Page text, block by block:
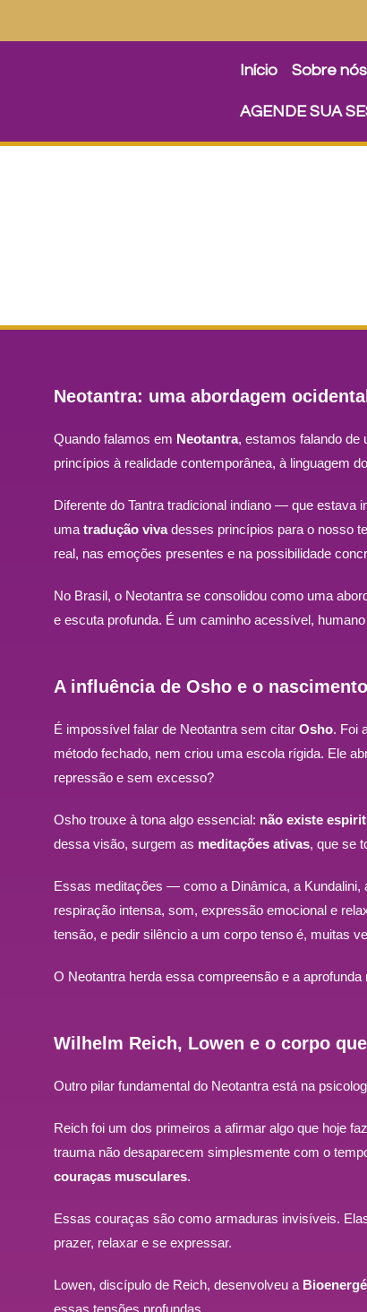
Início Sobre nós
AGENDE SUA
Neotantra: uma abordagem
Quando falamos em Neotantra, estamos falando de
princípios à realidade contemporânea, à linguagem
Diferente do Tantra tradicional indiano — que
uma tradução vivadesses princípios para o nosso
real, nas emoções presentes e na possibilidade
No Brasil, o Neotantra se consolidou como uma
e escuta profunda. É um caminho acessível,
A influência de Osho e o
É impossível falar de Neotantra sem citar Osho. Foi
método fechado, nem criou uma escola rígida. Ele
repressão e sem excesso?
Osho trouxe à tona algo essencial: não existe
dessa visão, surgem as meditações ativas, que se
Essas meditações — como a Dinâmica, a Kundalini,
respiração intensa, som, expressão emocional e
tensão, e pedir silêncio a um corpo tenso é, muitas
O Neotantra herda essa compreensão e a aprofunda
Wilhelm Reich, Lowen e o corpo
Outro pilar fundamental do Neotantra está na
Reich foi um dos primeiros a afirmar algo que hoje
trauma não desaparecem simplesmente com o
couraças musculares.
Essas couraças são como armaduras invisíveis.
prazer, relaxar e se expressar.
Lowen, discípulo de Reich, desenvolveu a
essas tensões profundas.